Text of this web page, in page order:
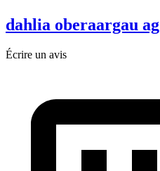
dahlia oberaargau ag
Écrire un avis